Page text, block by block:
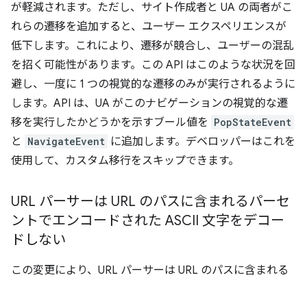
が軽減されます。ただし、サイト作成者と UA の両者がこ
れらの遷移を追加すると、ユーザー エクスペリエンスが
低下します。これにより、遷移が競合し、ユーザーの混乱
を招く可能性があります。この API はこのような状況を回
避し、一度に 1 つの視覚的な遷移のみが実行されるように
します。API は、UA がこのナビゲーションの視覚的な遷
移を実行したかどうかを示すブール値を PopStateEvent
と NavigateEvent に追加します。デベロッパーはこれを
使用して、カスタム移行をスキップできます。
URL パーサーは URL のパスに含まれるパーセ
ントでエンコードされた ASCII 文字をデコー
ドしない
この変更により、URL パーサーは URL のパスに含まれる